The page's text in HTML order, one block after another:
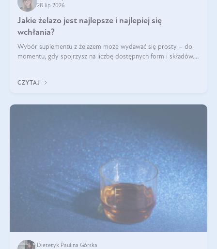
28 lip 2026
Jakie żelazo jest najlepsze i najlepiej się
wchłania?
Wybór suplementu z żelazem może wydawać się prosty – do
momentu, gdy spojrzysz na liczbę dostępnych form i składów.
zawierać suplement?
CZYTAJ
Dietetyk Paulina Górska